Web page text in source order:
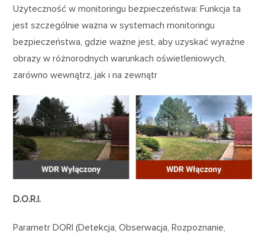
Użyteczność w monitoringu bezpieczeństwa: Funkcja ta
jest szczególnie ważna w systemach monitoringu
bezpieczeństwa, gdzie ważne jest, aby uzyskać wyraźne
obrazy w różnorodnych warunkach oświetleniowych,
zarówno wewnątrz, jak i na zewnątr
D.O.R.I.
Parametr DORI (Detekcja, Obserwacja, Rozpoznanie,